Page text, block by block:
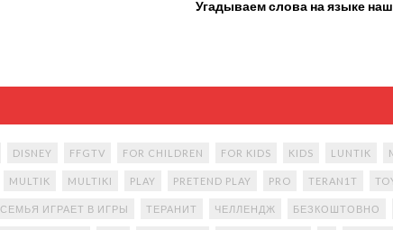
Угадываем слова на языке
DISNEY FFGTV FOR CHILDREN FOR KIDS KIDS LUNTIK
MULTIK MULTIKI PLAY PRETEND PLAY PRO TERAN1T
СЕМЬЯ ИГРАЕТ В ИГРЫ ТЕРАНИТ ЧЕЛЛЕНДЖ БЕЗКОШТОВНО